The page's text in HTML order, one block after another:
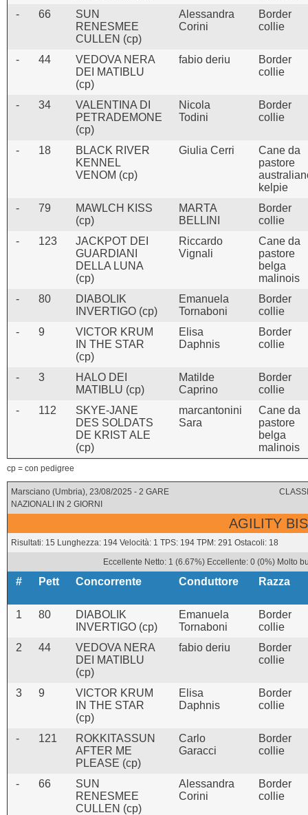
-
66
SUN
RENESMEE
CULLEN (cp)
Alessandra
Corini
Border
collie
- 44
VEDOVA NERA
DEI MATIBLU
(cp)
fabio deriu
Border
collie
- 34
VALENTINA DI
PETRADEMONE
(cp)
Nicola
Todini
Border
collie
- 18
BLACK RIVER
KENNEL
VENOM (cp)
Giulia Cerri
Cane da
pastore
kelpie
-
79
MAWLCH KISS
(cp)
MARTA
BELLINI
Border
collie
-
123
JACKPOT DEI
GUARDIANI
DELLA LUNA
(cp)
Riccardo
Vignali
Cane da
pastore
belga
malinois
-
80
DIABOLIK
INVERTIGO (cp)
Emanuela
Tornaboni
Border
collie
-
9
VICTOR KRUM
IN THE STAR
(cp)
Elisa
Daphnis
Border
collie
- 3
HALO DEI
MATIBLU (cp)
Matilde
Caprino
Border
collie
-
112
SKYE-JANE
DES SOLDATS
DE KRIST ALE
(cp)
marcantonini
Sara
Cane da
pastore
belga
malinois
cp = con pedigree
Marsciano (Umbria), 23/08/2025 - 2 GARE
NAZIONALI IN 2 GIORNI
AGILITY
Risultati: 15 Lunghezza: 194 Velocità: 1 TPS: 194 TPM: 291 Ostacoli: 18
Eccellente Netto: 1 (6.67%) Eccellente: 0 (0%) Molto
# Pett Concorrente Conduttore Razza
1 80
DIABOLIK
INVERTIGO (cp)
Emanuela
Tornaboni
Border
collie
2
44
VEDOVA NERA
DEI MATIBLU
(cp)
fabio deriu
Border
collie
3 9
VICTOR KRUM
IN THE STAR
(cp)
Elisa
Daphnis
Border
collie
- 121
ROKKITASSUN
AFTER ME
PLEASE (cp)
Carlo
Garacci
Border
collie
- 66
SUN
RENESMEE
CULLEN (cp)
Alessandra
Corini
Border
collie